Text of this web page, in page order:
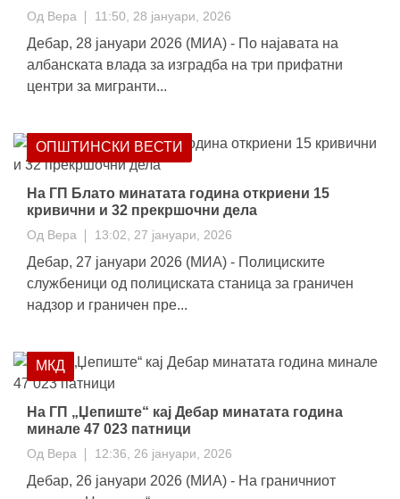
Од Вера 11:50, 28 јануари, 2026
Дебар, 28 јануари 2026 (МИА) - По најавата на
албанската влада за изградба на три прифатни
центри за мигранти...
ОПШТИНСКИ ВЕСТИ
На ГП Блато минатата година откриени 15
кривични и 32 прекршочни дела
Од Вера 13:02, 27 јануари, 2026
Дебар, 27 јануари 2026 (МИА) - Полициските
службеници од полициската станица за граничен
надзор и граничен пре...
МКД
На ГП „Џепиште“ кај Дебар минатата година
минале 47 023 патници
Од Вера 12:36, 26 јануари, 2026
Дебар, 26 јануари 2026 (МИА) - На граничниот